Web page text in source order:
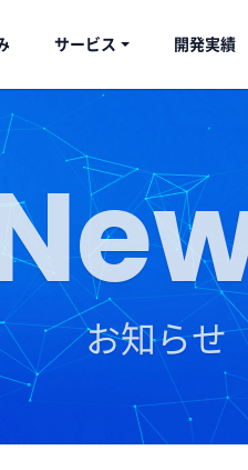
サービス 開発実績
お知らせ